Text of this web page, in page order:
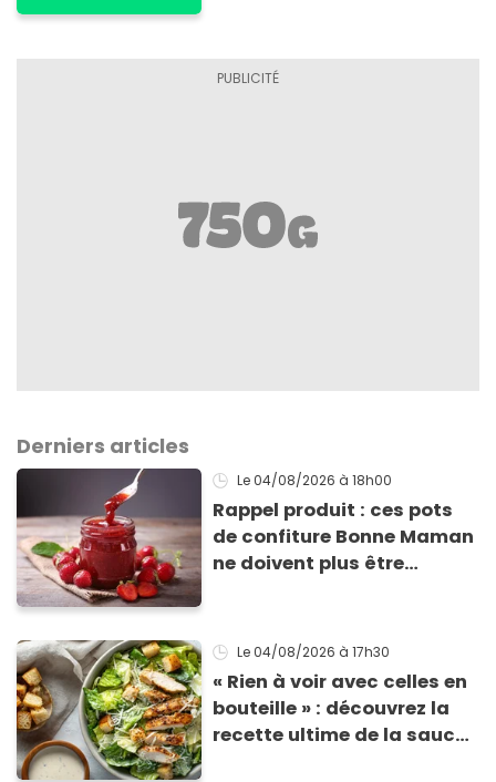
Derniers articles
Le 04/08/2026 à 18h00
Rappel produit : ces pots
de confiture Bonne Maman
ne doivent plus être
morceaux de verre
Le 04/08/2026 à 17h30
« Rien à voir avec celles en
bouteille » : découvrez la
recette ultime de la sauce